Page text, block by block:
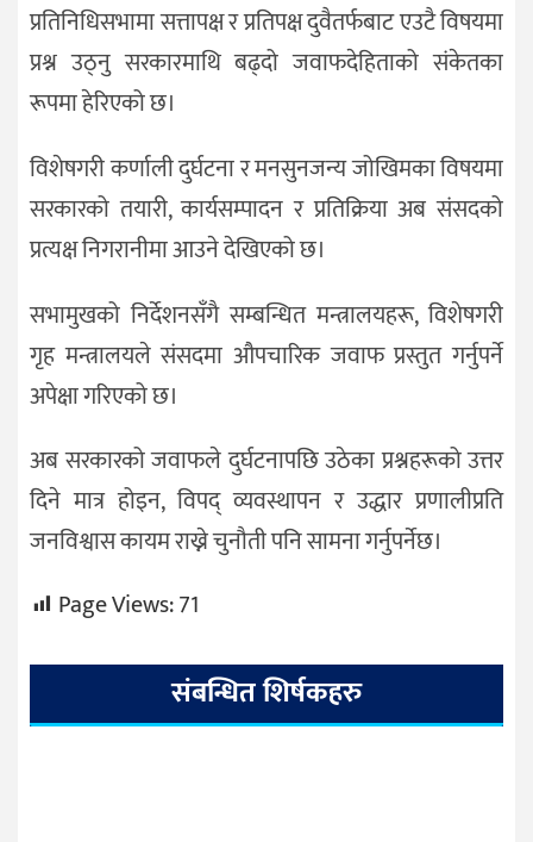
प्रतिनिधिसभामा सत्तापक्ष र प्रतिपक्ष दुवैतर्फबाट एउटै विषयमा
प्रश्न उठ्नु सरकारमाथि बढ्दो जवाफदेहिताको संकेतका
रूपमा हेरिएको छ।
विशेषगरी कर्णाली दुर्घटना र मनसुनजन्य जोखिमका विषयमा
सरकारको तयारी, कार्यसम्पादन र प्रतिक्रिया अब संसदको
प्रत्यक्ष निगरानीमा आउने देखिएको छ।
सभामुखको निर्देशनसँगै सम्बन्धित मन्त्रालयहरू, विशेषगरी
गृह मन्त्रालयले संसदमा औपचारिक जवाफ प्रस्तुत गर्नुपर्ने
अपेक्षा गरिएको छ।
अब सरकारको जवाफले दुर्घटनापछि उठेका प्रश्नहरूको उत्तर
दिने मात्र होइन, विपद् व्यवस्थापन र उद्धार प्रणालीप्रति
जनविश्वास कायम राख्ने चुनौती पनि सामना गर्नुपर्नेछ।
Page Views:71
संबन्धित शिर्षकहरु